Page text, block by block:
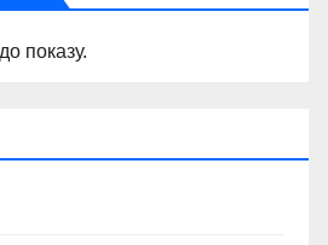
показу.